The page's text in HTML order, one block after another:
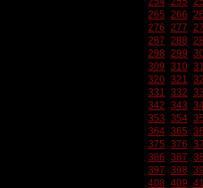
265 266
276 277
287 288
298 299
309 310
320 321
331 332
342 343
353 354
364 365
375 376
386 387
397 398
408 409